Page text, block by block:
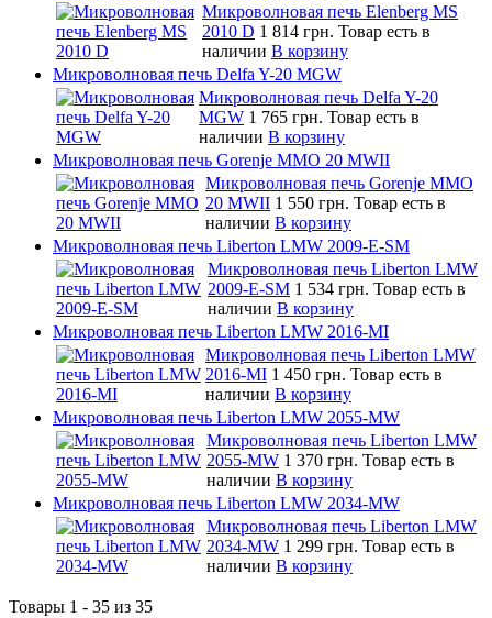
Микроволновая печь Elenberg MS
2010 D 1 814 грн. Товар есть в
наличии В корзину
Микроволновая печь Delfa Y-20 MGW
Микроволновая печь Delfa Y-20
MGW 1 765 грн. Товар есть в
наличии В корзину
Микроволновая печь Gorenje MMO 20 MWII
Микроволновая печь Gorenje MMO
20 MWII 1 550 грн. Товар есть в
наличии В корзину
Микроволновая печь Liberton LMW 2009-E-SM
Микроволновая печь Liberton LMW
2009-E-SM 1 534 грн. Товар есть в
наличии В корзину
Микроволновая печь Liberton LMW 2016-MI
Микроволновая печь Liberton LMW
2016-MI 1 450 грн. Товар есть в
наличии В корзину
Микроволновая печь Liberton LMW 2055-MW
Микроволновая печь Liberton LMW
2055-MW 1 370 грн. Товар есть в
наличии В корзину
Микроволновая печь Liberton LMW 2034-MW
Микроволновая печь Liberton LMW
2034-MW 1 299 грн. Товар есть в
наличии В корзину
Товары 1 - 35 из 35